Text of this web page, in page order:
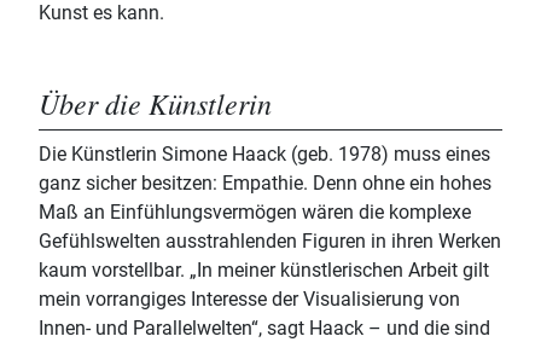
Kunst es kann.
Über die Künstlerin
Die Künstlerin Simone Haack (geb. 1978) muss eines
ganz sicher besitzen: Empathie. Denn ohne ein hohes
Maß an Einfühlungsvermögen wären die komplexe
Gefühlswelten ausstrahlenden Figuren in ihren Werken
kaum vorstellbar. „In meiner künstlerischen Arbeit gilt
mein vorrangiges Interesse der Visualisierung von
Innen- und Parallelwelten“, sagt Haack – und die sind